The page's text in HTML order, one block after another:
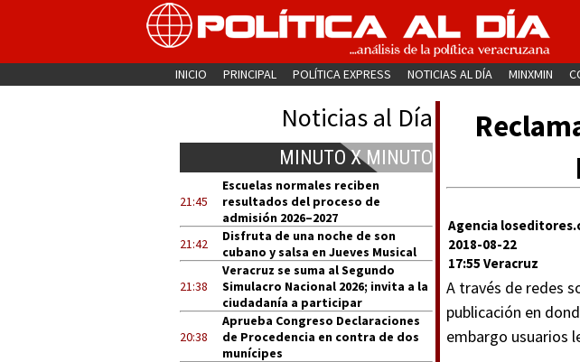
INICIO PRINCIPAL POLÍTICA EXPRESS NOTICIAS AL DÍA MINXMIN
Noticias al Día
MINUTO X MINUTO
21:45
Escuelas normales reciben
resultados del proceso de
admisión 2026–2027
21:42
Disfruta de una noche de son
cubano y salsa en Jueves Musical
21:38
Veracruz se suma al Segundo
Simulacro Nacional 2026; invita a la
ciudadanía a participar
20:38
Aprueba Congreso Declaraciones
de Procedencia en contra de dos
munícipes
Agencia
2018-08-22
17:55 Veracruz
A través de redes
publicación en
embargo usuarios